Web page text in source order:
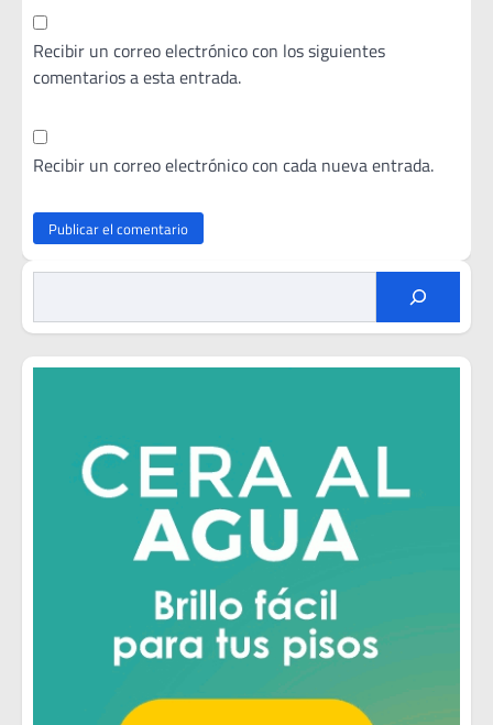
Recibir un correo electrónico con los siguientes
comentarios a esta entrada.
Recibir un correo electrónico con cada nueva entrada.